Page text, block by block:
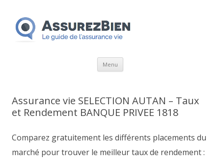
Menu Aller
Assurance vie SELECTION AUTAN – Taux
et Rendement BANQUE PRIVEE 1818
Comparez gratuitement les différents placements du
marché pour trouver le meilleur taux de rendement :